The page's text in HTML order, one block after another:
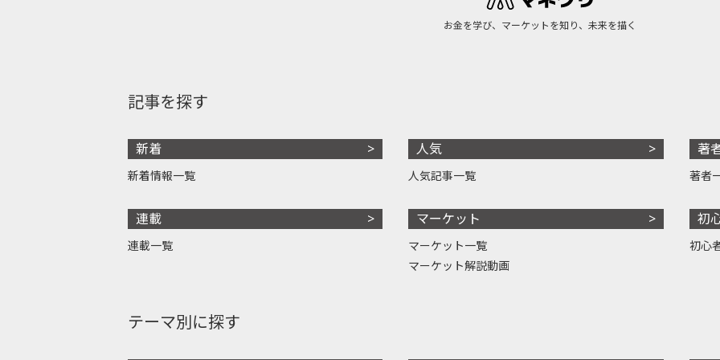
お金を学び、マーケットを知り、未来を描く
記事を探す
新着
新着情報一覧
連載
連載一覧
人気
人気記事一覧
マーケット
マーケット一覧
マーケット解説動画
著
著者
初
初心
テーマ別に探す